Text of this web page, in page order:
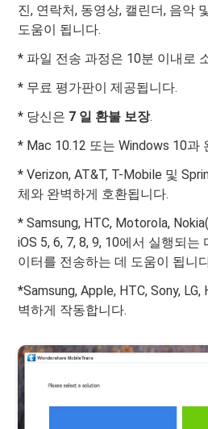
진, 연락처, 동영상, 캘린더, 음악
도움이 됩니다.
* 파일 전송 과정은 10분 이내로
* 무료 평가판이 제공됩니다.
* 당신은 7 일 환불 보장.
* Mac 10.12 또는 Windows 10과
* Verizon, AT&T, T-Mobile 및
체와 완벽하게 호환됩니다.
* Samsung, HTC, Motorola,
iOS 5, 6, 7, 8, 9, 10에서 실행되는
이터를 전송하는 데 도움이 됩니
*Samsung, Apple, HTC, Sony,
벽하게 작동합니다.